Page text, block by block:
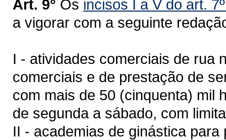
Art. 9° Os incisos I a V do art.
a vigorar com a seguinte
I - atividades comerciais de rua
comerciais e de prestação de
com mais de 50 (cinquenta) mil
de segunda a sábado, com
II - academias de ginástica